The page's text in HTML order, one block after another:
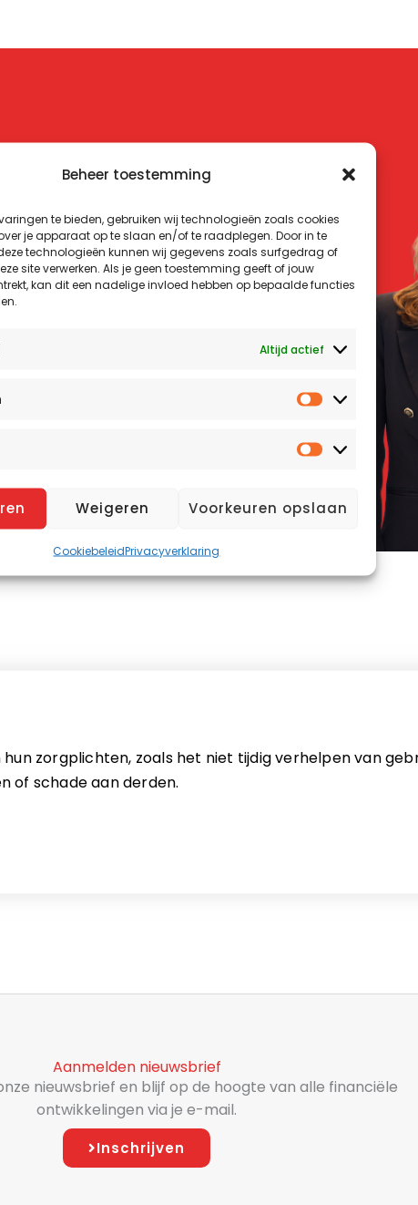
Beheer toestemming
te bieden, gebruiken wij technologieën zoals cookies
je apparaat op te slaan en/of te raadplegen. Door in te
technologieën kunnen wij gegevens zoals surfgedrag of
site verwerken. Als je geen toestemming geeft of jouw
kan dit een nadelige invloed hebben op bepaalde functies
Altijd actief
Statistieken
Marketing
Weigeren Voorkeuren opslaan
CookiebeleidPrivacyverklaring
in beheer
dat
to-
Zo
van
Hulp bij schade
opgelopen? Onze
ervaren
schadebehandelaars
gaan voor je aan de
slag om deze te
zorgplichten, zoals het niet tijdig verhelpen van
of schade aan derden.
Aanmelden nieuwsbrief
Inschrijven
nieuwsbrief en blijf op de hoogte van alle financiële
ontwikkelingen via je e-mail.